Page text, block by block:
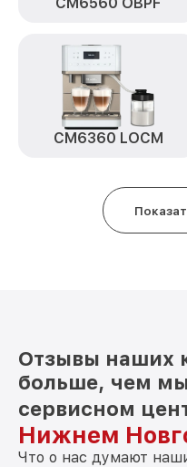
CM6360 LOCM
Отзывы наших
больше, чем
сервисном
Нижнем
Что о нас думают